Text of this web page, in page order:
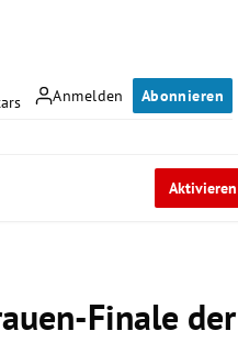
Anmelden Abonnieren
Aktivieren
Finale der